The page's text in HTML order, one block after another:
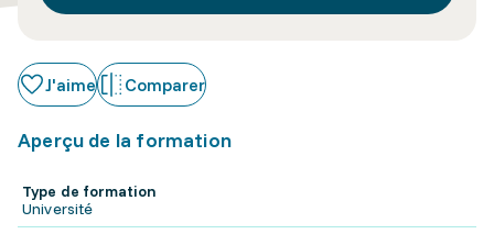
J'aime Comparer
Aperçu de la formation
Type de formation
Université